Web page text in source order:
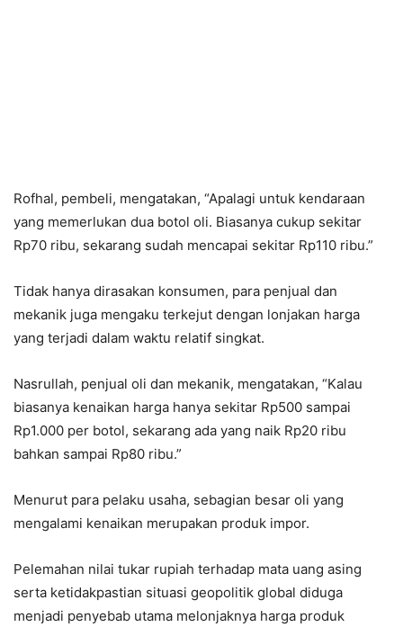
Rofhal, pembeli, mengatakan, “Apalagi untuk kendaraan
yang memerlukan dua botol oli. Biasanya cukup sekitar
Rp70 ribu, sekarang sudah mencapai sekitar Rp110 ribu.”
Tidak hanya dirasakan konsumen, para penjual dan
mekanik juga mengaku terkejut dengan lonjakan harga
yang terjadi dalam waktu relatif singkat.
Nasrullah, penjual oli dan mekanik, mengatakan, “Kalau
biasanya kenaikan harga hanya sekitar Rp500 sampai
Rp1.000 per botol, sekarang ada yang naik Rp20 ribu
bahkan sampai Rp80 ribu.”
Menurut para pelaku usaha, sebagian besar oli yang
mengalami kenaikan merupakan produk impor.
Pelemahan nilai tukar rupiah terhadap mata uang asing
serta ketidakpastian situasi geopolitik global diduga
menjadi penyebab utama melonjaknya harga produk